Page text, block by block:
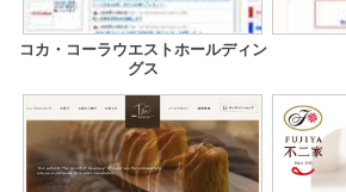
コカ・コーラウエストホールディン
グス